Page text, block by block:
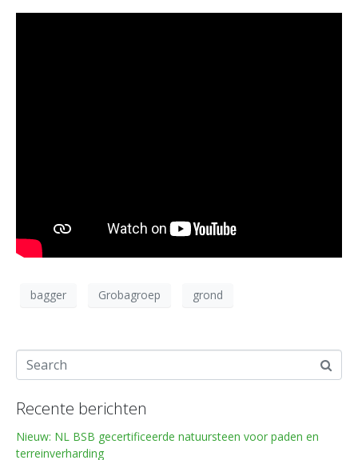
bagger Grobagroep grond
Recente berichten
Nieuw: NL BSB gecertificeerde natuursteen voor paden en
terreinverharding